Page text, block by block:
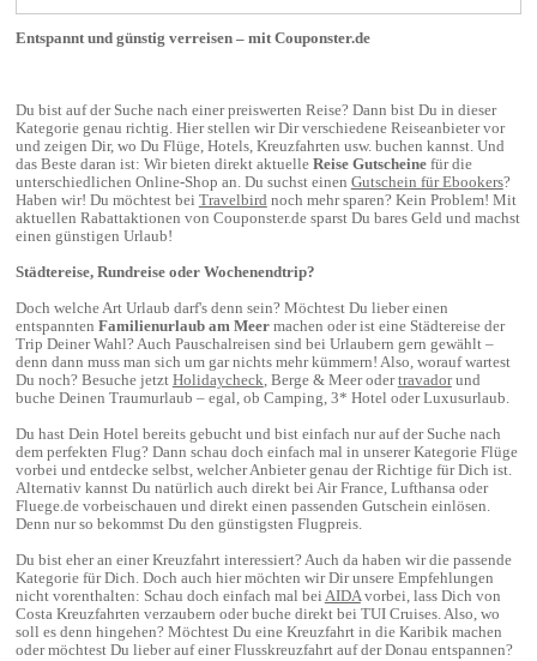
Entspannt und günstig verreisen – mit Couponster.de
Du bist auf der Suche nach einer preiswerten Reise? Dann bist Du in dieser
Kategorie genau richtig. Hier stellen wir Dir verschiedene Reiseanbieter vor
und zeigen Dir, wo Du Flüge, Hotels, Kreuzfahrten usw. buchen kannst. Und
das Beste daran ist: Wir bieten direkt aktuelle Reise Gutscheinefür die
unterschiedlichen Online-Shop an. Du suchst einen Gutschein für Ebookers?
Haben wir! Du möchtest bei Travelbird noch mehr sparen? Kein Problem! Mit
aktuellen Rabattaktionen von Couponster.de sparst Du bares Geld und machst
einen günstigen Urlaub!
Städtereise, Rundreise oder Wochenendtrip?
Doch welche Art Urlaub darf's denn sein? Möchtest Du lieber einen
entspannten Familienurlaub am Meermachen oder ist eine Städtereise der
Trip Deiner Wahl? Auch Pauschalreisen sind bei Urlaubern gern gewählt –
denn dann muss man sich um gar nichts mehr kümmern! Also, worauf wartest
Du noch? Besuche jetzt Holidaycheck, Berge & Meer odertravadorund
buche Deinen Traumurlaub – egal, ob Camping, 3* Hotel oder Luxusurlaub.
Du hast Dein Hotel bereits gebucht und bist einfach nur auf der Suche nach
dem perfekten Flug? Dann schau doch einfach mal in unserer Kategorie Flüge
vorbei und entdecke selbst, welcher Anbieter genau der Richtige für Dich ist.
Alternativ kannst Du natürlich auch direkt bei Air France, Lufthansa oder
Fluege.de vorbeischauen und direkt einen passenden Gutschein einlösen.
Denn nur so bekommst Du den günstigsten Flugpreis.
Du bist eher an einer Kreuzfahrt interessiert? Auch da haben wir die passende
Kategorie für Dich. Doch auch hier möchten wir Dir unsere Empfehlungen
nicht vorenthalten: Schau doch einfach mal bei AIDAvorbei, lass Dich von
Costa Kreuzfahrten verzaubern oder buche direkt bei TUI Cruises. Also, wo
soll es denn hingehen? Möchtest Du eine Kreuzfahrt in die Karibik machen
oder möchtest Du lieber auf einer Flusskreuzfahrt auf der Donau entspannen?